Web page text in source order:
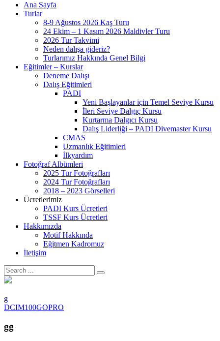
Ana Sayfa
Turlar
8-9 Ağustos 2026 Kaş Turu
24 Ekim – 1 Kasım 2026 Maldivler Turu
2026 Tur Takvimi
Neden dalışa gideriz?
Turlarımız Hakkında Genel Bilgi
Eğitimler – Kurslar
Deneme Dalışı
Dalış Eğitimleri
PADI
Yeni Başlayanlar için Temel Seviye Kursu
İleri Seviye Dalgıç Kursu
Kurtarma Dalgıcı Kursu
Dalış Liderliği – PADI Divemaster Kursu
CMAS
Uzmanlık Eğitimleri
İlkyardım
Fotoğraf Albümleri
2025 Tur Fotoğrafları
2024 Tur Fotoğrafları
2018 – 2023 Görselleri
Ücretlerimiz
PADI Kurs Ücretleri
TSSF Kurs Ücretleri
Hakkımızda
Motif Hakkında
Eğitmen Kadromuz
İletişim
g
DCIM100GOPRO
gg